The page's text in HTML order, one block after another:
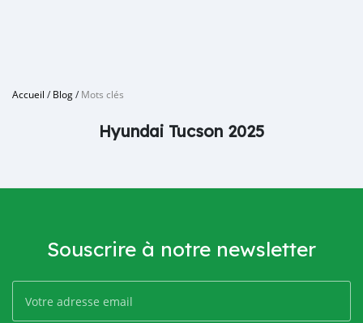
Accueil /Blog/Mots clés
Hyundai Tucson 2025
Souscrire à notre newsletter